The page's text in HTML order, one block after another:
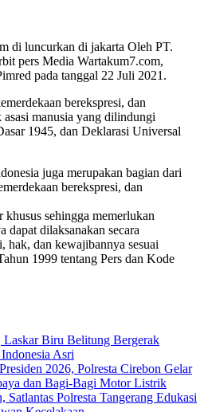
di luncurkan di jakarta Oleh PT.
pers Media Wartakum7.com,
pada tanggal 22 Juli 2021.
berekspresi, dan
asasi manusia yang dilindungi
1945, dan Deklarasi Universal
juga merupakan bagian dari
berekspresi, dan
sehingga memerlukan
dapat dilaksanakan secara
hak, dan kewajibannya sesuai
1999 tentang Pers dan Kode
Biru Belitung Bergerak
Asri
2026, Polresta Cirebon Gelar
dan Bagi-Bagi Motor Listrik
Satlantas Polresta Tangerang Edukasi